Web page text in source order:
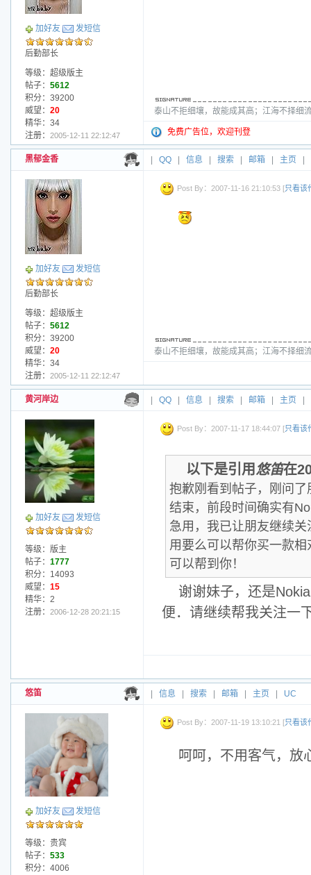
加好友 发短信
后勤部长
等级：超级版主
帖子： 5612
积分：39200
威望： 20
精华：34
注册： 2005-12-11 22:12:47
泰山不拒细壤，故能成其高；江海不择细
免费广告位，欢迎刊登
黑郁金香 QQ 信息 搜索 邮箱 主页
加好友 发短信
后勤部长
等级：超级版主
帖子： 5612
积分：39200
威望： 20
精华：34
注册： 2005-12-11 22:12:47
Post By：2007-11-16 21:10:53 [只看该
泰山不拒细壤，故能成其高；江海不择细
黄河岸边 QQ 信息 搜索 邮箱 主页
加好友 发短信
等级：版主
帖子： 1777
积分：14093
威望： 15
精华：2
注册： 2006-12-28 20:21:15
Post By：2007-11-17 18:44:07 [只看该
以下是引用 悠笛在
抱歉刚看到帖子，刚问
结束，前段时间确实有
急用，我已让朋友继续
用要么可以帮你买一款
可以帮到你！
谢谢妹子，还是
便．请继续帮我关注一
悠笛 信息 搜索 邮箱 主页 UC
加好友 发短信
等级：贵宾
帖子： 533
积分：4006
Post By：2007-11-19 13:10:21 [只看该
呵呵，不用客气，放